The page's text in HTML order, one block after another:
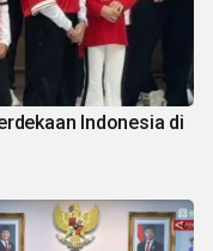
Indonesia di